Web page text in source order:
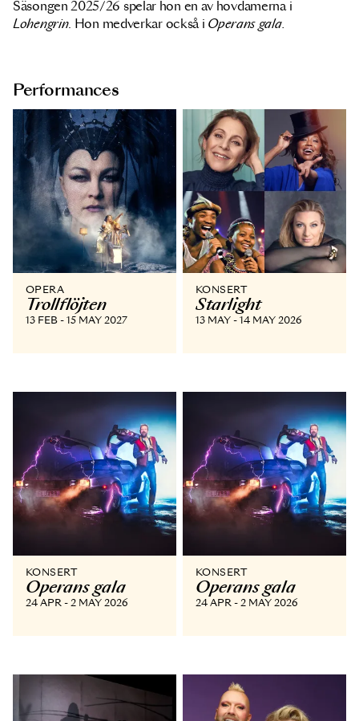
Säsongen 2025/26 spelar hon en av hovdamerna i
Lohengrin. Hon medverkar också i Operans gala.
Performances
OPERA
Trollflöjten
13 FEB - 15 MAY 2027
KONSERT
Starlight
13 MAY - 14 MAY 2026
KONSERT
Operans gala
24 APR - 2 MAY 2026
KONSERT
Operans gala
24 APR - 2 MAY 2026